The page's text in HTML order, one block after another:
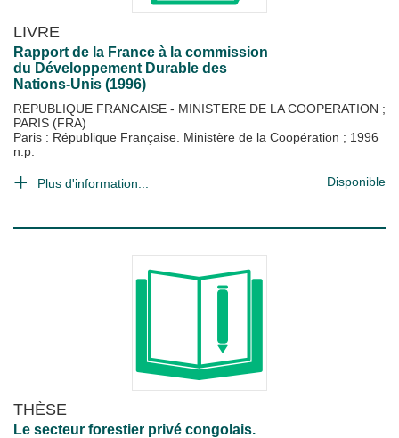
LIVRE
Rapport de la France à la commission
du Développement Durable des
Nations-Unis (1996)
REPUBLIQUE FRANCAISE - MINISTERE DE LA COOPERATION ;
PARIS (FRA)
Paris : République Française. Ministère de la Coopération ; 1996
n.p.
Plus d'information... Disponible
THÈSE
Le secteur forestier privé congolais.